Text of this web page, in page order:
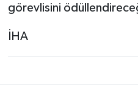
görevlisini
İHA